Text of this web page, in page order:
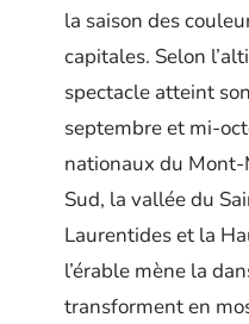
la saison des
capitales. Selon
spectacle atteint
septembre et mi-
nationaux du
Sud, la vallée du
Laurentides et la
l’érable mène la
transforment en